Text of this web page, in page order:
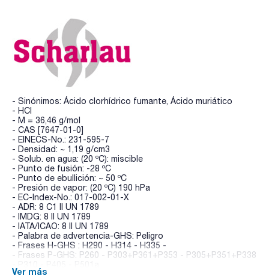
- Sinónimos: Ácido clorhídrico fumante, Ácido muriático
- HCl
- M = 36,46 g/mol
- CAS [7647-01-0]
- EINECS-No.: 231-595-7
- Densidad: ~ 1,19 g/cm3
- Solub. en agua: (20 ºC): miscible
- Punto de fusión: -28 ºC
- Punto de ebullición: ~ 50 ºC
- Presión de vapor: (20 ºC) 190 hPa
- EC-Index-No.: 017-002-01-X
- ADR: 8 C1 II UN 1789
- IMDG: 8 II UN 1789
- IATA/ICAO: 8 II UN 1789
- Palabra de advertencia-GHS: Peligro
- Frases H-GHS : H290 - H314 - H335 -
- Frases P-GHS: P260 - P303+P361+P353 - P305+P351+P338
- Partida arancelaria: 2806 10 00 00
Ver más